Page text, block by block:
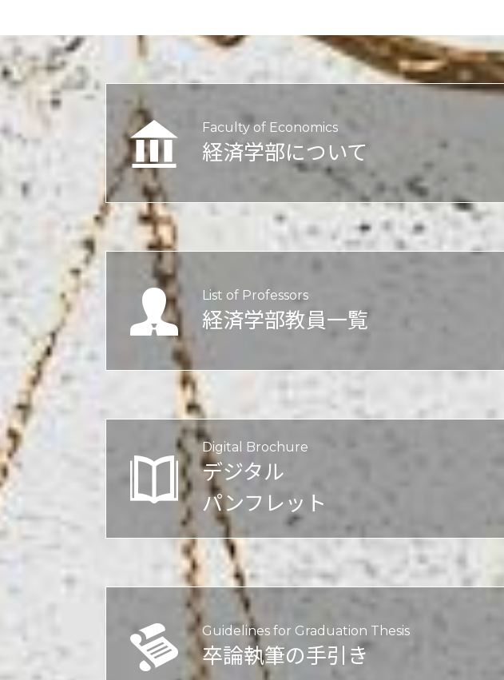
Faculty of Economics
経済学部について
List of Professors
経済学部教員一覧
Digital Brochure
デジタル
パンフレット
Guidelines for Graduation Thesis
卒論執筆の手引き